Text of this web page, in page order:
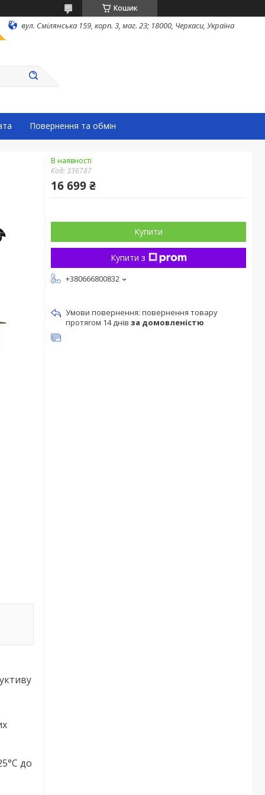
Кошик
вул. Смілянська 159, корп. 3, маг. 23; 18000, Черкаси, Україна
Повернення та обмін
до
В наявності
Код:336787
16 699 ₴
Купити
Купити з
+380666800832
повернення товару
протягом 14 днів за домовленістю